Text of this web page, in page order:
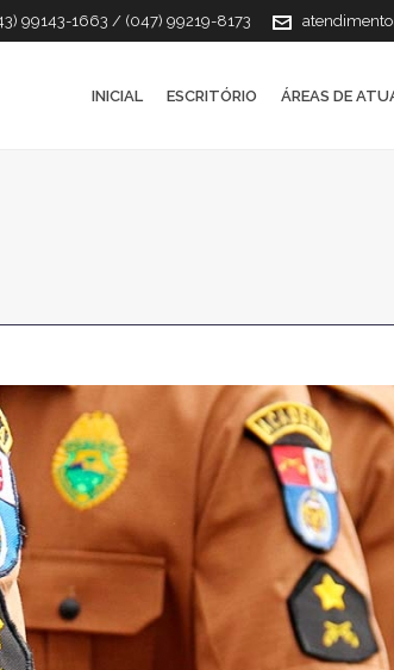
99143-1663 / (047) 99219-8173
INICIAL ESCRITÓRIO ÁREAS DE